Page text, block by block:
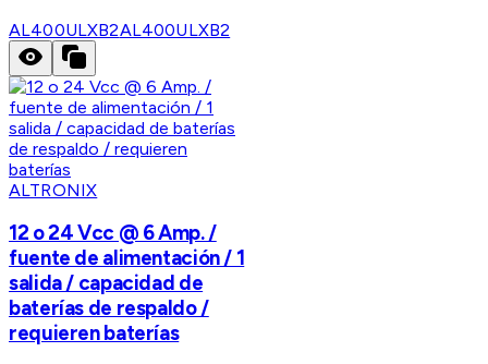
AL400ULXB2AL400ULXB2
ALTRONIX
12 o 24 Vcc @ 6 Amp. /
fuente de alimentación / 1
salida / capacidad de
baterías de respaldo /
requieren baterías